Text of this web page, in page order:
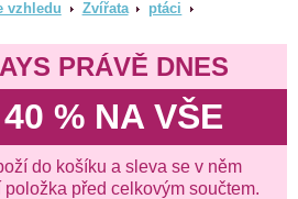
vzhledu Zvířata
ptáci
PRÁVĚ DNES
% NA VŠE
do košíku a sleva se v něm
před celkovým součtem.